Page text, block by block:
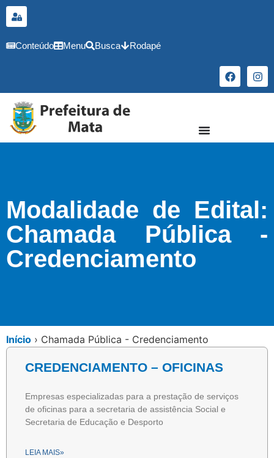
conteúdo
Conteúdo Menu Busca Rodapé
Modalidade de Edital:
Chamada Pública -
Credenciamento
Início › Chamada Pública - Credenciamento
CREDENCIAMENTO – OFICINAS
Empresas especializadas para a prestação de serviços
de oficinas para a secretaria de assistência Social e
Secretaria de Educação e Desporto
LEIA MAIS»